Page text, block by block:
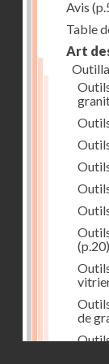
Avis
Table
Art
(p.20)
de